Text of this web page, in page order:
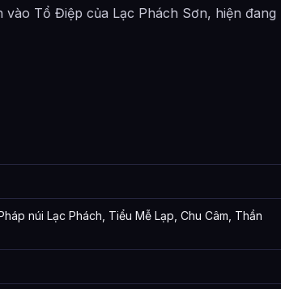
Tổ Điệp của Lạc Phách Sơn, hiện đang
núi Lạc Phách, Tiểu Mễ Lạp, Chu Câm, Thần